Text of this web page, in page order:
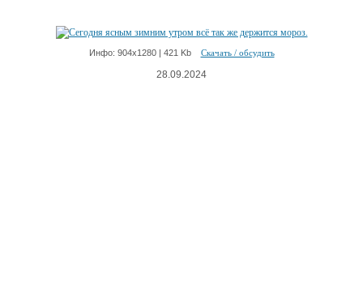
Инфо: 904х1280 | 421 Kb Скачать / обсудить
28.09.2024